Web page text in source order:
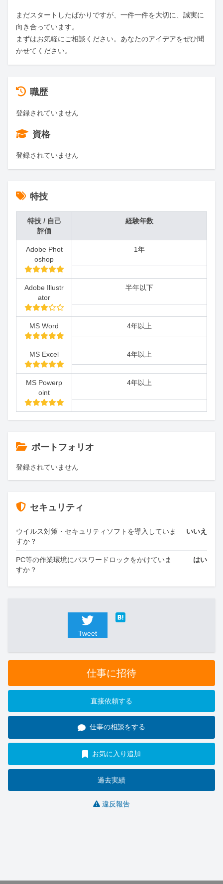
まだスタートしたばかりですが、一件一件を大切に、誠実に
向き合っています。
まずはお気軽にご相談ください。あなたのアイデアをぜひ聞
かせてください。
職歴
登録されていません
資格
登録されていません
特技
特技 / 自己
評価
経験年数
Adobe Phot
oshop
1年
Adobe Illustr
ator
半年以下
MS Word 4年以上
MS Excel 4年以上
MS Powerp
oint
4年以上
ポートフォリオ
登録されていません
セキュリティ
ウイルス対策・セキュリティソフトを導入していま
すか？
いいえ
PC等の作業環境にパスワードロックをかけていま
すか？
はい
Tweet
仕事に招待
直接依頼する
仕事の相談をする
お気に入り追加
過去実績
違反報告